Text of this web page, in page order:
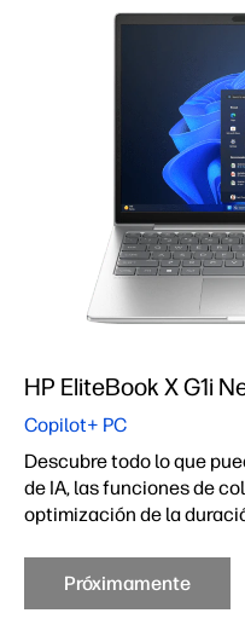
HP EliteBook X G1i
Copilot+ PC
Descubre todo lo que
de IA, las funciones de
optimización de la
Próximamente